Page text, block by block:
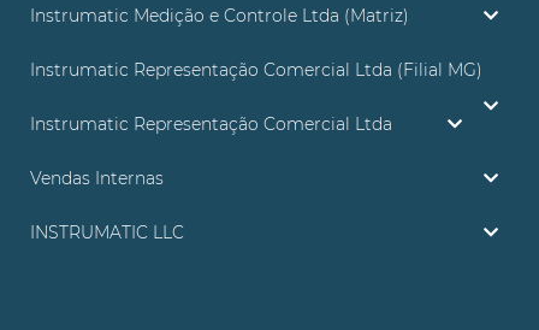
Instrumatic Medição e Controle Ltda (Matriz)
Instrumatic Representação Comercial Ltda (Filial MG)
Instrumatic Representação Comercial Ltda
Vendas Internas
INSTRUMATIC LLC